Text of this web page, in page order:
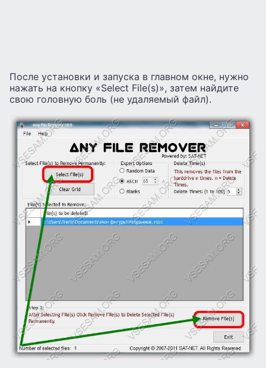
После установки и запуска в главном окне, нужно
нажать на кнопку «Select File(s)», затем найдите
свою головную боль (не удаляемый файл).